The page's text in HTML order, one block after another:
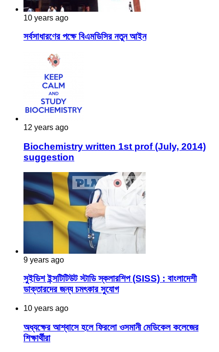
10 years ago
সর্বসাধারণের পক্ষে বিএমডিসির নতুন আইন
12 years ago
Biochemistry written 1st prof (July, 2014)
suggestion
9 years ago
সুইডিশ ইন্সটিটিউট স্টাডি স্কলারশিপ (SISS) : বাংলাদেশী
ডাক্তারদের জন্য চমৎকার সুযোগ
10 years ago
অধ্যক্ষের আশ্বাসে হলে ফিরলো ওসমানী মেডিকেল কলেজের
শিক্ষার্থীরা